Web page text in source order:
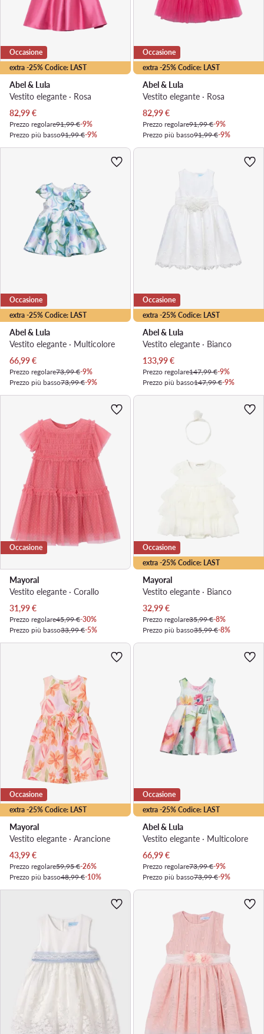
extra -25% Codice: LAST
Occasione
Abel & Lula
Vestito elegante · Rosa
Prezzo attuale
82,99€
Prezzo regolare91,99 €-9%
Prezzo più basso91,99 €-9%
extra -25% Codice: LAST
Occasione
Abel & Lula
Vestito elegante · Rosa
Prezzo attuale
82,99€
Prezzo regolare91,99 €-9%
Prezzo più basso91,99 €-9%
extra -25% Codice: LAST
Occasione
Abel & Lula
Vestito elegante · Multicolore
Prezzo attuale
66,99€
Prezzo regolare73,99 €-9%
Prezzo più basso73,99 €-9%
extra -25% Codice: LAST
Occasione
Abel & Lula
Vestito elegante · Bianco
Prezzo attuale
133,99€
Prezzo regolare147,99 €-9%
Prezzo più basso147,99 €-9%
Occasione
Mayoral
Vestito elegante · Corallo
Prezzo attuale
31,99€
Prezzo regolare45,99 €-30%
Prezzo più basso33,99 €-5%
extra -25% Codice: LAST
Occasione
Mayoral
Vestito elegante · Bianco
Prezzo attuale
32,99€
Prezzo regolare35,99 €-8%
Prezzo più basso35,99 €-8%
extra -25% Codice: LAST
Occasione
Mayoral
Vestito elegante · Arancione
Prezzo attuale
43,99€
Prezzo regolare59,95 €-26%
Prezzo più basso48,99 €-10%
extra -25% Codice: LAST
Occasione
Abel & Lula
Vestito elegante · Multicolore
Prezzo attuale
66,99€
Prezzo regolare73,99 €-9%
Prezzo più basso73,99 €-9%